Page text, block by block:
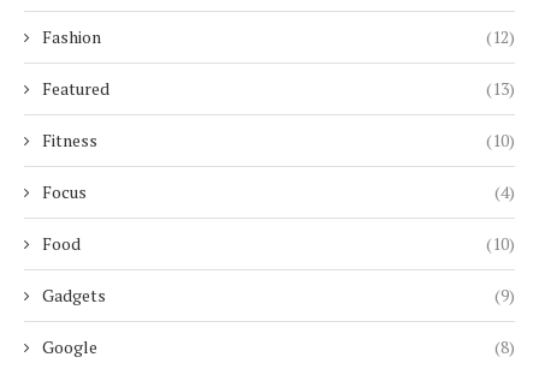
Fashion (12)
Featured (13)
Fitness (10)
Focus (4)
Food (10)
Gadgets (9)
Google (8)